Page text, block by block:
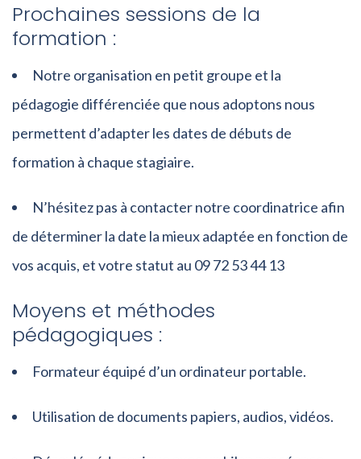
Prochaines sessions de la
formation :
Notre organisation en petit groupe et la
pédagogie différenciée que nous adoptons nous
permettent d’adapter les dates de débuts de
formation à chaque stagiaire.
N’hésitez pas à contacter notre coordinatrice afin
de déterminer la date la mieux adaptée en fonction de
vos acquis, et votre statut au 09 72 53 44 13
Moyens et méthodes
pédagogiques :
Formateur équipé d’un ordinateur portable.
Utilisation de documents papiers, audios, vidéos.